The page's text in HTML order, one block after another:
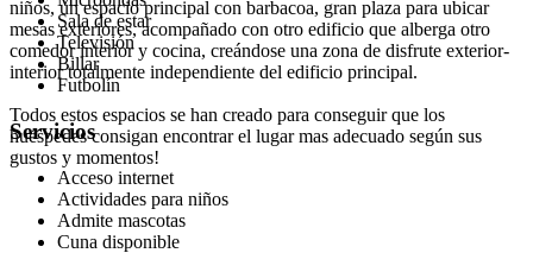
niños, un espacio principal con barbacoa, gran plaza para ubicar
mesas exteriores, acompañado con otro edificio que alberga otro
comedor interior y cocina, creándose una zona de disfrute exterior-
interior totalmente independiente del edificio principal.
Todos estos espacios se han creado para conseguir que los
huéspedes consigan encontrar el lugar mas adecuado según sus
gustos y momentos!
Sala de estar
Televisión
Billar
Futbolín
Servicios
Acceso internet
Actividades para niños
Admite mascotas
Cuna disponible